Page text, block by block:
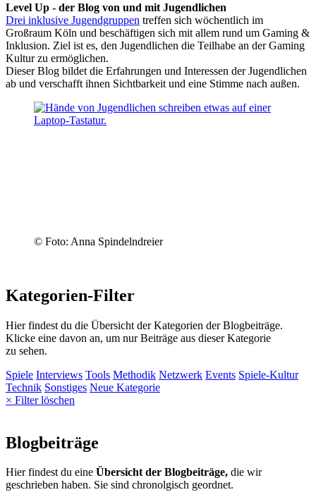
Level Up - der Blog von und mit Jugendlichen
Drei inklusive Jugendgruppen treffen sich wöchentlich im
Großraum Köln und beschäftigen sich mit allem rund um Gaming &
Inklusion. Ziel ist es, den Jugendlichen die Teilhabe an der Gaming
Kultur zu ermöglichen.
Dieser Blog bildet die Erfahrungen und Interessen der Jugendlichen
ab und verschafft ihnen Sichtbarkeit und eine Stimme nach außen.
© Foto: Anna Spindelndreier
Kategorien-Filter
Hier findest du die Übersicht der Kategorien der Blogbeiträge.
Klicke eine davon an, um nur Beiträge aus dieser Kategorie
zu sehen.
Spiele Interviews Tools Methodik Netzwerk Events Spiele-Kultur
Technik Sonstiges Neue Kategorie
× Filter löschen
Blogbeiträge
Hier findest du eine Übersicht der Blogbeiträge, die wir
geschrieben haben. Sie sind chronolgisch geordnet.